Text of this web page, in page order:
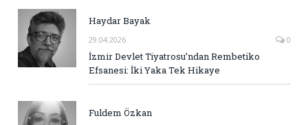
Haydar Bayak
29.04.2026 0
İzmir Devlet Tiyatrosu’ndan Rembetiko
Efsanesi: İki Yaka Tek Hikaye
Fuldem Özkan